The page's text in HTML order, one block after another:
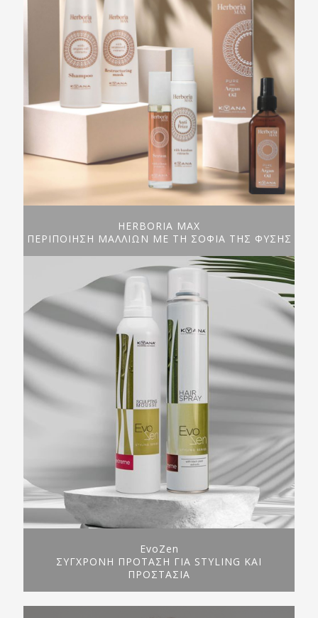
HERBORIA MAX
ΠΕΡΙΠΟΙΗΣΗ ΜΑΛΛΙΩΝ ΜΕ ΤΗ ΣΟΦΙΑ ΤΗΣ ΦΥΣΗΣ
EvoZen
ΣΥΓΧΡΟΝΗ ΠΡΟΤΑΣΗ ΓΙΑ STYLING ΚΑΙ
ΠΡΟΣΤΑΣΙΑ